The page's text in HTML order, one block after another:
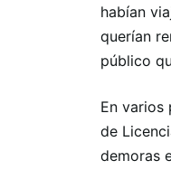
habían
querían
público
En varios
de
demoras